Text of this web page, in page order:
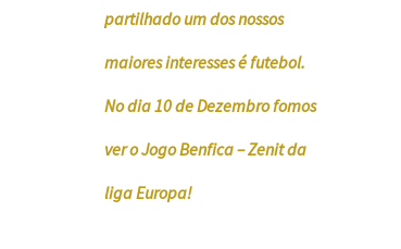
partilhado um dos nossos
maiores interesses é futebol.
No dia 10 de Dezembro fomos
ver o Jogo Benfica – Zenit da
liga Europa!